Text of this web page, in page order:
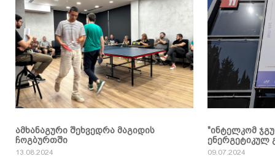
ამხანაგური შეხვედრა მაგიდის
ჩოგბურთში
13.08.2024
"ინტელკომ
ენერგეტიკულ
09.07.2024